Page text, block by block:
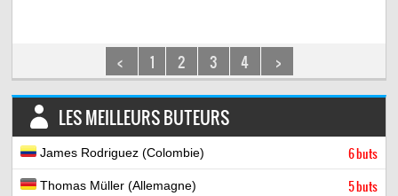
< 1 2 3 4 >
LES MEILLEURS BUTEURS
James Rodriguez (Colombie) 6 buts
Thomas Müller (Allemagne) 5 buts